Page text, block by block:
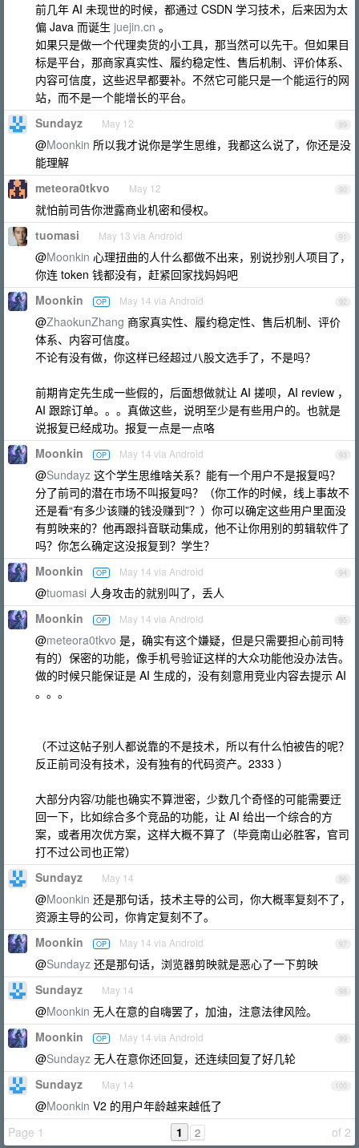
前几年 AI 未现世的时候，都通过 CSDN 学习技术，后来因为太
偏 Java 而诞生 juejin.cn 。
如果只是做一个代理卖货的小工具，那当然可以先干。但如果目
标是平台，那商家真实性、履约稳定性、售后机制、评价体系、
内容可信度，这些迟早都要补。不然它可能只是一个能运行的网
站，而不是一个能增长的平台。
89
Sundayz May 12
@Moonkin 所以我才说你是学生思维，我都这么说了，你还是没
能理解
90
meteora0tkvo May 12
就怕前司告你泄露商业机密和侵权。
91
tuomasi May 13 via Android
@Moonkin 心理扭曲的人什么都做不出来，别说抄别人项目了，
你连 token 钱都没有，赶紧回家找妈妈吧
92
Moonkin OP May 14 via Android
@ZhaokunZhang 商家真实性、履约稳定性、售后机制、评价
体系、内容可信度。
不论有没有做，你这样已经超过八股文选手了，不是吗？
前期肯定先生成一些假的，后面想做就让 AI 搓呗，AI review ，
AI 跟踪订单。。。真做这些，说明至少是有些用户的。也就是
说报复已经成功。报复一点是一点咯
93
Moonkin OP May 14 via Android
@Sundayz 这个学生思维啥关系？能有一个用户不是报复吗？
分了前司的潜在市场不叫报复吗？（你工作的时候，线上事故不
还是看“有多少该赚的钱没赚到”？）你可以确定这些用户里面没
有剪映来的？他再跟抖音联动集成，他不让你用别的剪辑软件了
吗？你怎么确定这没报复到？学生？
94
Moonkin OP May 14 via Android
@tuomasi 人身攻击的就别叫了，丢人
95
Moonkin OP May 14 via Android
@meteora0tkvo 是，确实有这个嫌疑，但是只需要担心前司特
有的）保密的功能，像手机号验证这样的大众功能他没办法告。
做的时候只能保证是 AI 生成的，没有刻意用竞业内容去提示 AI
。。。
（不过这帖子别人都说靠的不是技术，所以有什么怕被告的呢？
反正前司没有技术，没有独有的代码资产。2333 ）
大部分内容/功能也确实不算泄密，少数几个奇怪的可能需要迂
回一下，比如综合多个竞品的功能，让 AI 给出一个综合的方
案，或者用次优方案，这样大概不算了（毕竟南山必胜客，官司
打不过公司也正常）
96
Sundayz May 14
@Moonkin 还是那句话，技术主导的公司，你大概率复刻不了，
资源主导的公司，你肯定复刻不了。
97
Moonkin OP May 14 via Android
@Sundayz 还是那句话，浏览器剪映就是恶心了一下剪映
98
Sundayz May 14
@Moonkin 无人在意的自嗨罢了，加油，注意法律风险。
99
Moonkin OP May 14 via Android
@Sundayz 无人在意你还回复，还连续回复了好几轮
100
Sundayz May 14
@Moonkin V2 的用户年龄越来越低了
Page 1
of 2
1 2